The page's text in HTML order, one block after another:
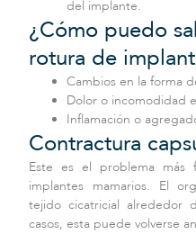
del implante.
¿Cómo puedo
rotura de
Cambios en la forma
Dolor o incomodidad
Inflamación o
Contractura
Este es el problema más
implantes mamarios. El
tejido cicatricial alrededor
casos, esta puede volverse